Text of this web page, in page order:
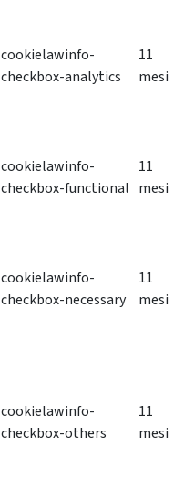
cookielawinfo-
checkbox-analytics
11
mesi
cookielawinfo-
checkbox-functional
11
mesi
cookielawinfo-
checkbox-necessary
11
mesi
cookielawinfo-
checkbox-others
11
mesi